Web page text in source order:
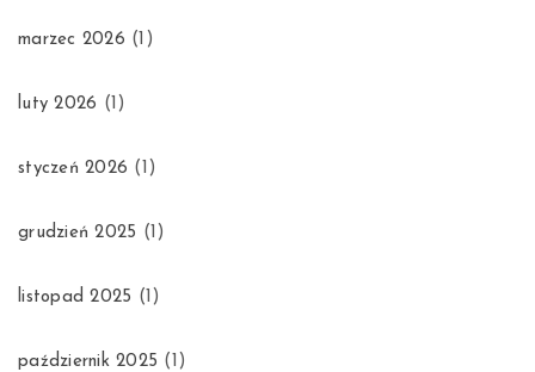
marzec 2026 (1)
luty 2026 (1)
styczeń 2026 (1)
grudzień 2025 (1)
listopad 2025 (1)
październik 2025 (1)